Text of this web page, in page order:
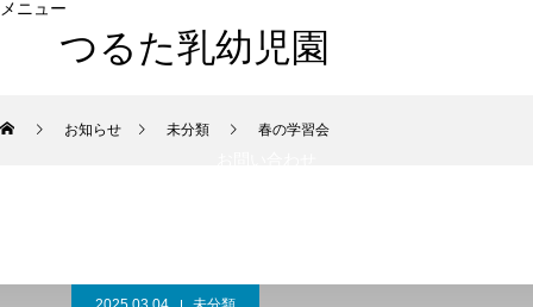
つるた乳幼児園
メニュー
HOME 当園について 入園のご案内
お知らせ 未分類 春の学習会